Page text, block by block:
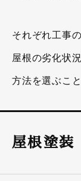
それぞれ工事
屋根の劣化状
方法を選ぶこ
屋根塗装